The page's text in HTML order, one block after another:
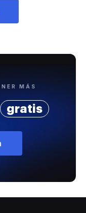
MÁS
gratis